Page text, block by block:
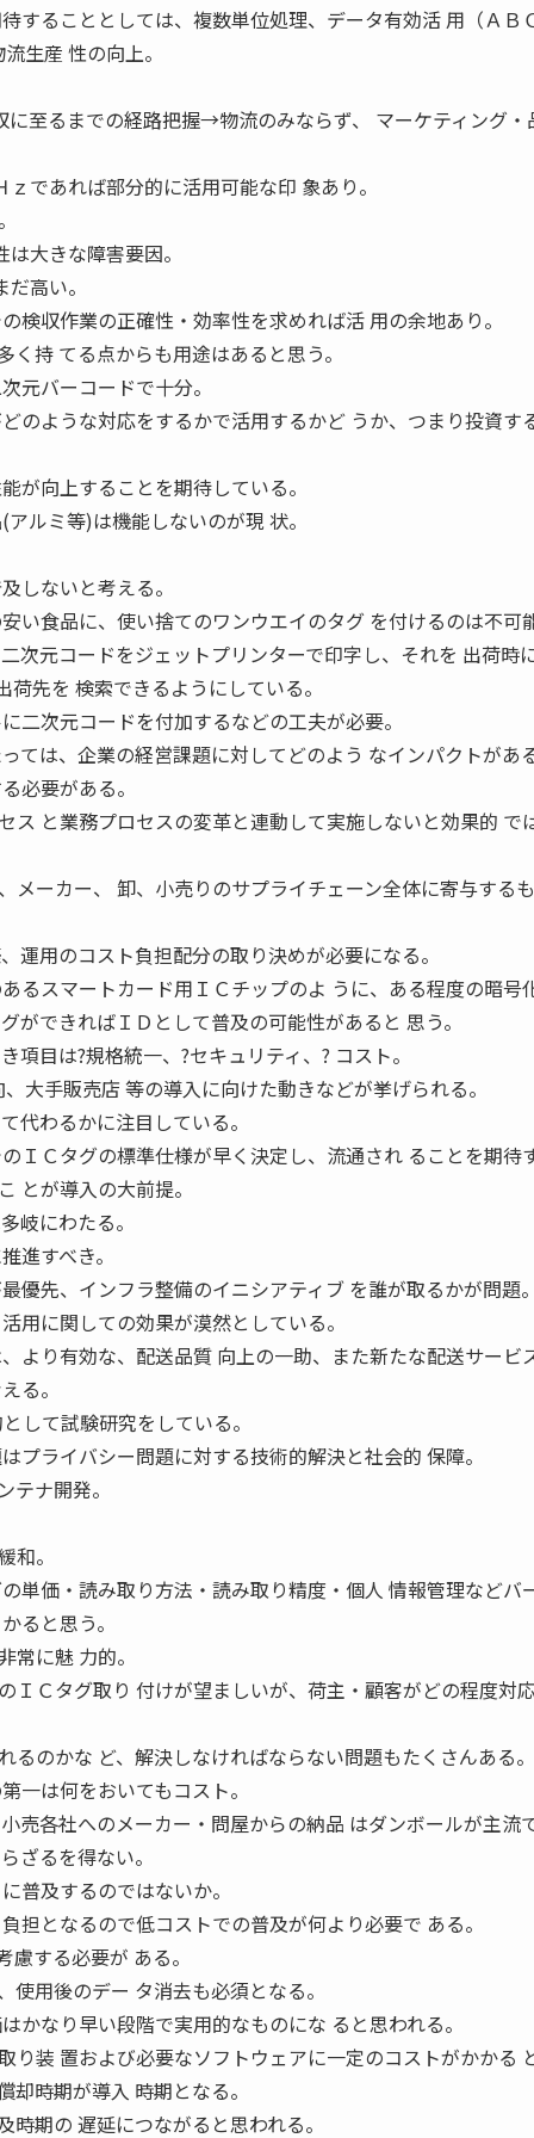
することとしては、複数単位処理、データ有効活 用（ＡＢ
生産 性の向上。
に至るまでの経路把握→物流のみならず、 マーケティング・
であれば部分的に活用可能な印 象あり。
大きな障害要因。
高い。
検収作業の正確性・効率性を求めれば活 用の余地あり。
持 てる点からも用途はあると思う。
元バーコードで十分。
のような対応をするかで活用するかど うか、つまり投資す
向上することを期待している。
ルミ等)は機能しないのが現 状。
しないと考える。
い食品に、使い捨てのワンウエイのタグ を付けるのは不可
次元コードをジェットプリンターで印字し、それを 出荷時
先を 検索できるようにしている。
二次元コードを付加するなどの工夫が必要。
ては、企業の経営課題に対してどのよう なインパクトがあ
必要がある。
ス と業務プロセスの変革と連動して実施しないと効果的 で
メーカー、 卸、小売りのサプライチェーン全体に寄与する
運用のコスト負担配分の取り決めが必要になる。
るスマートカード用ＩＣチップのよ うに、ある程度の暗号
ができればＩＤとして普及の可能性があると 思う。
目は?規格統一、?セキュリティ、? コスト。
大手販売店 等の導入に向けた動きなどが挙げられる。
代わるかに注目している。
ＩＣタグの標準仕様が早く決定し、流通され ることを期待
とが導入の大前提。
岐にわたる。
進すべき。
先、インフラ整備のイニシアティブ を誰が取るかが問題。
用に関しての効果が漠然としている。
より有効な、配送品質 向上の一助、また新たな配送サービ
る。
して試験研究をしている。
プライバシー問題に対する技術的解決と社会的 保障。
テナ開発。
和。
単価・読み取り方法・読み取り精度・個人 情報管理などバ
ると思う。
常に魅 力的。
ＩＣタグ取り 付けが望ましいが、荷主・顧客がどの程度対
るのかな ど、解決しなければならない問題もたくさんある。
一は何をおいてもコスト。
売各社へのメーカー・問屋からの納品 はダンボールが主流
ざるを得ない。
普及するのではないか。
担となるので低コストでの普及が何より必要で ある。
する必要が ある。
用後のデー タ消去も必須となる。
なり早い段階で実用的なものにな ると思われる。
り装 置および必要なソフトウェアに一定のコストがかかる
時期が導入 時期となる。
期の 遅延につながると思われる。